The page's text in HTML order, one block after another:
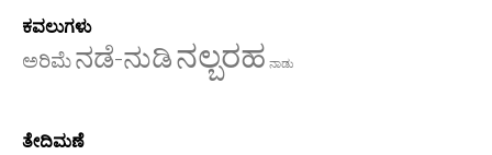
ಕವಲುಗಳು
ಅರಿಮೆನಡೆ-ನುಡಿನಲ್ಬರಹ ನಾಡು
ತೇದಿಮಣೆ